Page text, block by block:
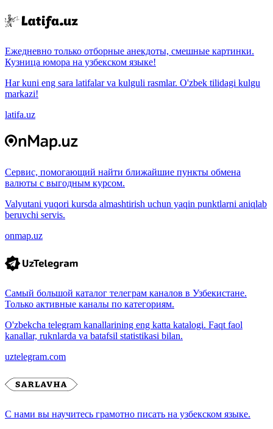
Ежедневно только отборные анекдоты, смешные картинки.
Кузница юмора на узбекском языке!
Har kuni eng sara latifalar va kulguli rasmlar. O'zbek tilidagi kulgu
markazi!
latifa.uz
Сервис, помогающий найти ближайшие пункты обмена
валюты с выгодным курсом.
Valyutani yuqori kursda almashtirish uchun yaqin punktlarni aniqlab
beruvchi servis.
onmap.uz
Самый большой каталог телеграм каналов в Узбекистане.
Только активные каналы по категориям.
O'zbekcha telegram kanallarining eng katta katalogi. Faqt faol
kanallar, ruknlarda va batafsil statistikasi bilan.
uztelegram.com
С нами вы научитесь грамотно писать на узбекском языке.